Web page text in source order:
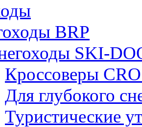
BRP
SKI-
Кроссоверы
Для глубокого
Туристические